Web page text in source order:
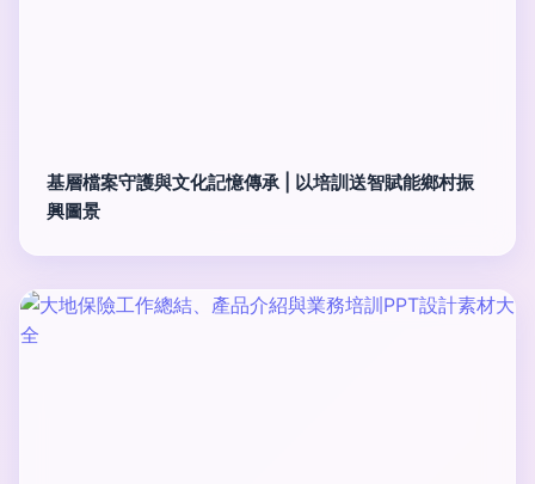
基層檔案守護與文化記憶傳承 | 以培訓送智賦能鄉村振
興圖景